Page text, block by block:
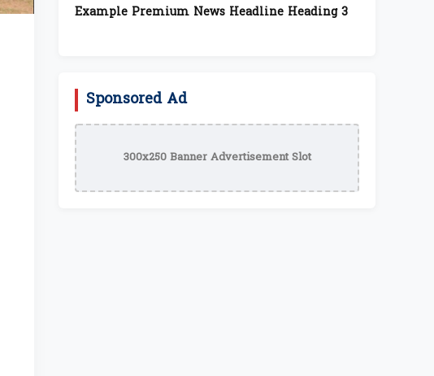
Example Premium News Headline Heading 3
Sponsored Ad
300x250 Banner Advertisement Slot